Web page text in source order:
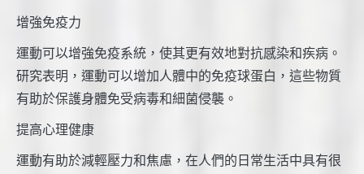
增強免疫力
運動可以增強免疫系統，使其更有效地對抗感染和疾病。
研究表明，運動可以增加人體中的免疫球蛋白，這些物質
有助於保護身體免受病毒和細菌侵襲。
提高心理健康
運動有助於減輕壓力和焦慮，在人們的日常生活中具有很